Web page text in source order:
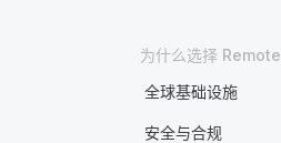
为什么选择 Remote
全球基础设施
安全与合规